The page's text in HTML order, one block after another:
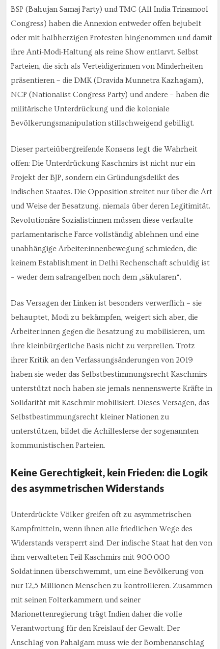
BSP (Bahujan Samaj Party) und TMC (All India Trinamool
Congress) haben die Annexion entweder offen bejubelt
oder mit halbherzigen Protesten hingenommen und damit
ihre Anti-Modi-Haltung als reine Show entlarvt. Selbst
Parteien, die sich als Verteidigerinnen von Minderheiten
präsentieren – die DMK (Dravida Munnetra Kazhagam),
NCP (Nationalist Congress Party) und andere – haben die
militärische Unterdrückung und die koloniale
Bevölkerungsmanipulation stillschweigend gebilligt.
Dieser parteiübergreifende Konsens legt die Wahrheit
offen: Die Unterdrückung Kaschmirs ist nicht nur ein
Projekt der BJP, sondern ein Gründungsdelikt des
indischen Staates. Die Opposition streitet nur über die Art
und Weise der Besatzung, niemals über deren Legitimität.
Revolutionäre Sozialist:innen müssen diese verfaulte
parlamentarische Farce vollständig ablehnen und eine
unabhängige Arbeiter:innenbewegung schmieden, die
keinem Establishment in Delhi Rechenschaft schuldig ist
– weder dem safrangelben noch dem „säkularen“.
Das Versagen der Linken ist besonders verwerflich – sie
behauptet, Modi zu bekämpfen, weigert sich aber, die
Arbeiter:innen gegen die Besatzung zu mobilisieren, um
ihre kleinbürgerliche Basis nicht zu verprellen. Trotz
ihrer Kritik an den Verfassungsänderungen von 2019
haben sie weder das Selbstbestimmungsrecht Kaschmirs
unterstützt noch haben sie jemals nennenswerte Kräfte in
Solidarität mit Kaschmir mobilisiert. Dieses Versagen, das
Selbstbestimmungsrecht kleiner Nationen zu
unterstützen, bildet die Achillesferse der sogenannten
kommunistischen Parteien.
Keine Gerechtigkeit, kein Frieden: die Logik
des asymmetrischen Widerstands
Unterdrückte Völker greifen oft zu asymmetrischen
Kampfmitteln, wenn ihnen alle friedlichen Wege des
Widerstands versperrt sind. Der indische Staat hat den von
ihm verwalteten Teil Kaschmirs mit 900.000
Soldat:innen überschwemmt, um eine Bevölkerung von
nur 12,5 Millionen Menschen zu kontrollieren. Zusammen
mit seinen Folterkammern und seiner
Marionettenregierung trägt Indien daher die volle
Verantwortung für den Kreislauf der Gewalt. Der
Anschlag von Pahalgam muss wie der Bombenanschlag